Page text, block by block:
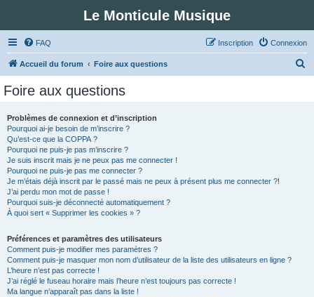
Le Monticule Musique
FAQ Connexion
Inscription
Accueil du forum Foire aux questions
Foire aux questions
Problèmes de connexion et d’inscription
Pourquoi ai-je besoin de m’inscrire ?
Qu’est-ce que la COPPA ?
Pourquoi ne puis-je pas m’inscrire ?
Je suis inscrit mais je ne peux pas me connecter !
Pourquoi ne puis-je pas me connecter ?
Je m’étais déjà inscrit par le passé mais ne peux à présent plus me connecter ?!
J’ai perdu mon mot de passe !
Pourquoi suis-je déconnecté automatiquement ?
À quoi sert « Supprimer les cookies » ?
Préférences et paramètres des utilisateurs
Comment puis-je modifier mes paramètres ?
Comment puis-je masquer mon nom d’utilisateur de la liste des utilisateurs en ligne ?
L’heure n’est pas correcte !
J’ai réglé le fuseau horaire mais l’heure n’est toujours pas correcte !
Ma langue n’apparaît pas dans la liste !